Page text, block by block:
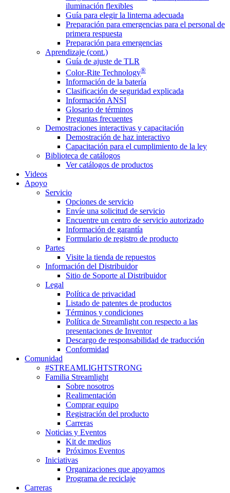
iluminación flexibles
Guía para elegir la linterna adecuada
Preparación para emergencias para el personal de
primera respuesta
Preparación para emergencias
Aprendizaje (cont.)
Guía de ajuste de TLR
Color-Rite Technology®
Información de la batería
Clasificación de seguridad explicada
Información ANSI
Glosario de términos
Preguntas frecuentes
Demostraciones interactivas y capacitación
Demostración de haz interactivo
Capacitación para el cumplimiento de la ley
Biblioteca de catálogos
Ver catálogos de productos
Videos
Apoyo
Servicio
Opciones de servicio
Envíe una solicitud de servicio
Encuentre un centro de servicio autorizado
Información de garantía
Formulario de registro de producto
Partes
Visite la tienda de repuestos
Información del Distribuidor
Sitio de Soporte al Distribuidor
Legal
Política de privacidad
Listado de patentes de productos
Términos y condiciones
Política de Streamlight con respecto a las
presentaciones de Inventor
Descargo de responsabilidad de traducción
Conformidad
Comunidad
#STREAMLIGHTSTRONG
Familia Streamlight
Sobre nosotros
Realimentación
Comprar equipo
Registración del producto
Carreras
Noticias y Eventos
Kit de medios
Próximos Eventos
Iniciativas
Organizaciones que apoyamos
Programa de reciclaje
Carreras